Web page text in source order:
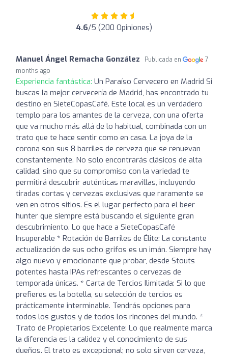
4.6/5 (200 Opiniones)
Manuel Ángel Remacha González Publicada en
7
months ago
Experiencia fantástica: Un Paraíso Cervecero en Madrid Si
buscas la mejor cervecería de Madrid, has encontrado tu
destino en SieteCopasCafé. Este local es un verdadero
templo para los amantes de la cerveza, con una oferta
que va mucho más allá de lo habitual, combinada con un
trato que te hace sentir como en casa. La joya de la
corona son sus 8 barriles de cerveza que se renuevan
constantemente. No solo encontrarás clásicos de alta
calidad, sino que su compromiso con la variedad te
permitirá descubrir auténticas maravillas, incluyendo
tiradas cortas y cervezas exclusivas que raramente se
ven en otros sitios. Es el lugar perfecto para el beer
hunter que siempre está buscando el siguiente gran
descubrimiento. Lo que hace a SieteCopasCafé
Insuperable * Rotación de Barriles de Élite: La constante
actualización de sus ocho grifos es un imán. Siempre hay
algo nuevo y emocionante que probar, desde Stouts
potentes hasta IPAs refrescantes o cervezas de
temporada únicas. * Carta de Tercios Ilimitada: Si lo que
prefieres es la botella, su selección de tercios es
prácticamente interminable. Tendrás opciones para
todos los gustos y de todos los rincones del mundo. *
Trato de Propietarios Excelente: Lo que realmente marca
la diferencia es la calidez y el conocimiento de sus
dueños. El trato es excepcional; no solo sirven cerveza,